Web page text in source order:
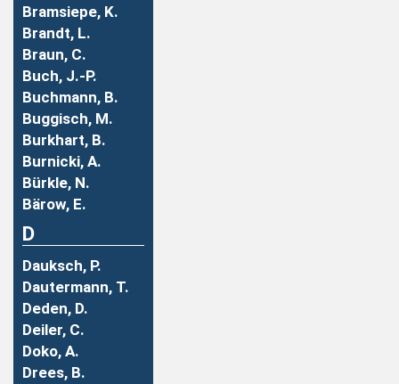
Bramsiepe, K.
Brandt, L.
Braun, C.
Buch, J.-P.
Buchmann, B.
Buggisch, M.
Burkhart, B.
Burnicki, A.
Bürkle, N.
Bärow, E.
D
Dauksch, P.
Dautermann, T.
Deden, D.
Deiler, C.
Doko, A.
Drees, B.